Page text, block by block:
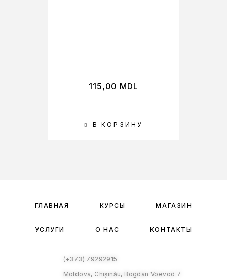
В КОРЗИНУ
115,00 MDL
ГЛАВНАЯ КУРСЫ МАГАЗИН
УСЛУГИ О НАС КОНТАКТЫ
(+373) 79292915
Moldova, Chișinău, Bogdan Voevod 7